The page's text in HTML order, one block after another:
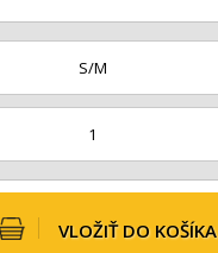
S/M
1
VLOŽIŤ DO KOŠÍKA